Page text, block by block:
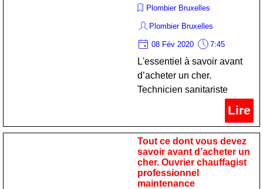
Plombier Bruxelles
Plombier Bruxelles
08 Fév 2020 7:45
L'essentiel à savoir avant
d’acheter un cher.
Technicien sanitariste
professionnel réparationLire
Tout ce dont vous devez
savoir avant d’acheter un
cher. Ouvrier chauffagist
professionnel
maintenance